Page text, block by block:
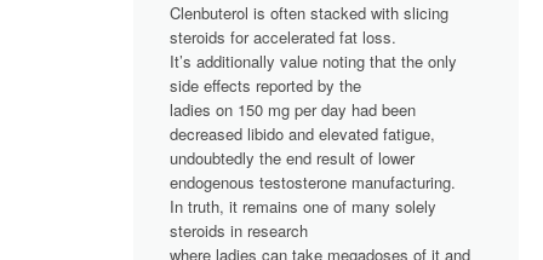
Clenbuterol is often stacked with slicing
steroids for accelerated fat loss.
It’s additionally value noting that the only
side effects reported by the
ladies on 150 mg per day had been
decreased libido and elevated fatigue,
undoubtedly the end result of lower
endogenous testosterone manufacturing.
In truth, it remains one of many solely
steroids in research
where ladies can take megadoses of it and